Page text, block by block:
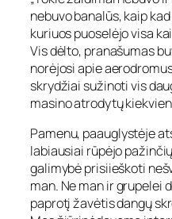
nebuvo banalūs, kaip
kuriuos puoselėjo visa
Vis dėlto, pranašumas
norėjosi apie
skrydžiai sužinoti vis
masino atrodytų
Pamenu, paauglystėje
labiausiai rūpėjo
galimybė prisiieškoti
man. Ne man ir grupelei
paprotį žavėtis dangų